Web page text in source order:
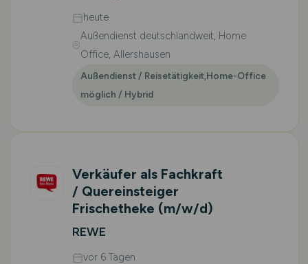
heute
Außendienst deutschlandweit, Home
Office, Allershausen
Außendienst / Reisetätigkeit,Home-Office
möglich / Hybrid
Verkäufer als Fachkraft
/ Quereinsteiger
Frischetheke (m/w/d)
REWE
vor 6 Tagen